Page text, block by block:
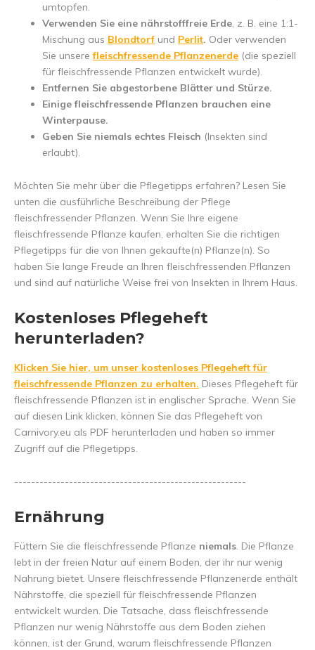
umtopfen.
Verwenden Sie eine nährstofffreie Erde, z. B. eine 1:1-
Mischung aus Blondtorf und Perlit. Oder verwenden
Sie unserefleischfressende Pflanzenerde (die speziell
für fleischfressende Pflanzen entwickelt wurde).
Entfernen Sie abgestorbene Blätter und Stürze.
Einige fleischfressende Pflanzen brauchen eine
Winterpause.
Geben Sie niemals echtes Fleisch (Insekten sind
erlaubt).
Möchten Sie mehr über die Pflegetipps erfahren? Lesen Sie
unten die ausführliche Beschreibung der Pflege
fleischfressender Pflanzen. Wenn Sie Ihre eigene
fleischfressende Pflanze kaufen, erhalten Sie die richtigen
Pflegetipps für die von Ihnen gekaufte(n) Pflanze(n). So
haben Sie lange Freude an Ihren fleischfressenden Pflanzen
und sind auf natürliche Weise frei von Insekten in Ihrem Haus.
Kostenloses Pflegeheft
herunterladen?
Klicken Sie hier, um unser kostenloses Pflegeheft für
fleischfressende Pflanzen zu erhalten. Dieses Pflegeheft für
fleischfressende Pflanzen ist in englischer Sprache. Wenn Sie
auf diesen Link klicken, können Sie das Pflegeheft von
Carnivory.eu als PDF herunterladen und haben so immer
Zugriff auf die Pflegetipps.
-------------------------------------------------------
Ernährung
Füttern Sie die fleischfressende Pflanze niemals. Die Pflanze
lebt in der freien Natur auf einem Boden, der ihr nur wenig
Nahrung bietet. Unsere fleischfressende Pflanzenerde enthält
Nährstoffe, die speziell für fleischfressende Pflanzen
entwickelt wurden. Die Tatsache, dass fleischfressende
Pflanzen nur wenig Nährstoffe aus dem Boden ziehen
können, ist der Grund, warum fleischfressende Pflanzen